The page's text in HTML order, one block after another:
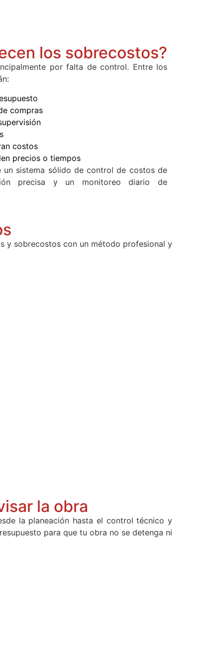
los sobrecostos?
por falta de control. Entre los
compras
costos
precios o tiempos
un sistema sólido de control de costos de
precisa y un monitoreo diario de
y sobrecostos con un método profesional y
la obra
la planeación hasta el control técnico y
para que tu obra no se detenga ni